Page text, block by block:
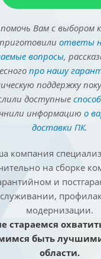
Вам с выбором
ответы
вопросы,
про нашу
поддержку
доступные
информацию о
доставки ПК.
компания
на сборке
и
модернизации.
стараемся
быть
области.